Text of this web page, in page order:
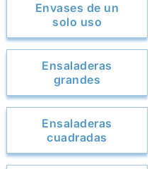
Envases de un
solo uso
Ensaladeras
grandes
Ensaladeras
cuadradas